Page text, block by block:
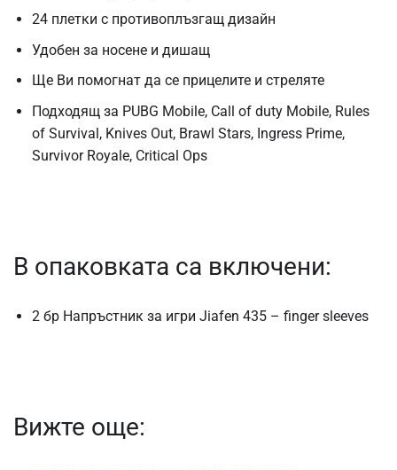
24 плетки с противоплъзгащ дизайн
Удобен за носене и дишащ
Ще Ви помогнат да се прицелите и стреляте
Подходящ за PUBG Mobile, Call of duty Mobile, Rules
of Survival, Knives Out, Brawl Stars, Ingress Prime,
Survivor Royale, Critical Ops
В опаковката са включени:
2 бр Напръстник за игри Jiafen 435 – finger sleeves
Вижте още: